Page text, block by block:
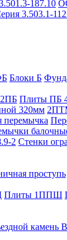
187.10
3.503.1-
Блоки Б
Плиты ПБ
320мм
перемычка
2 Стенки
проступь
Плиты 1ППШ
камень